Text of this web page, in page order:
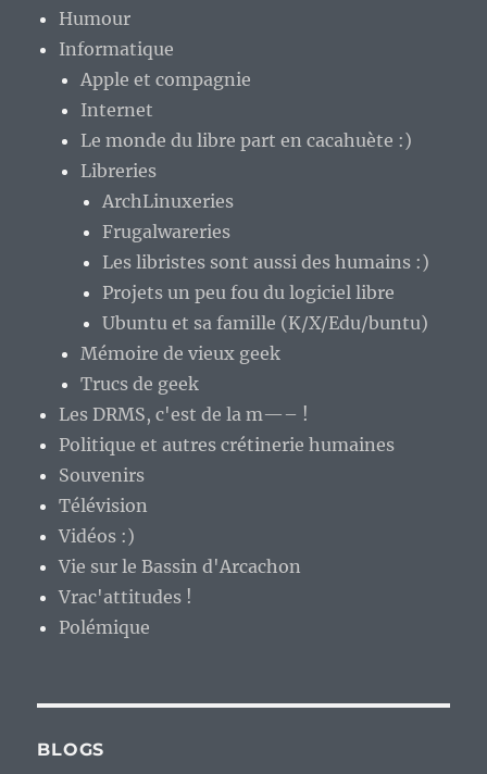
Humour
Informatique
Apple et compagnie
Internet
Le monde du libre part en cacahuète :)
Libreries
ArchLinuxeries
Frugalwareries
Les libristes sont aussi des humains :)
Projets un peu fou du logiciel libre
Ubuntu et sa famille (K/X/Edu/buntu)
Mémoire de vieux geek
Trucs de geek
Les DRMS, c'est de la m—– !
Politique et autres crétinerie humaines
Souvenirs
Télévision
Vidéos :)
Vie sur le Bassin d'Arcachon
Vrac'attitudes !
Polémique
BLOGS